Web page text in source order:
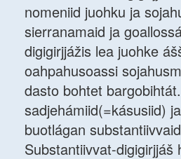
nomeniid juohku ja
sierranamaid ja
digigirjjážis lea juohke
oahpahusoassi
dasto bohtet
sadjehámiid(=kásusiid)
buotlágan
Substantiivvat-digigirjjáš